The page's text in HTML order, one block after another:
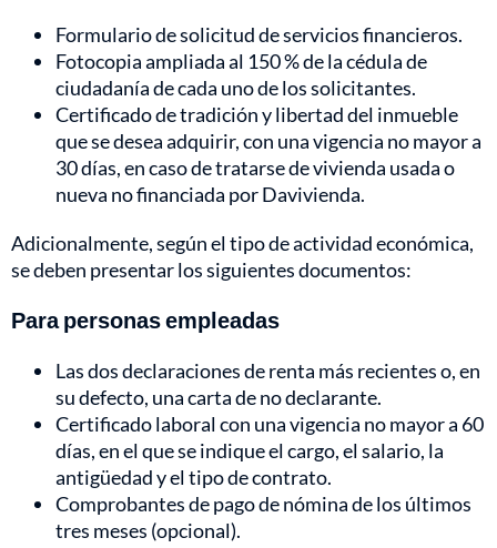
Formulario de solicitud de servicios financieros.
Fotocopia ampliada al 150 % de la cédula de
ciudadanía de cada uno de los solicitantes.
Certificado de tradición y libertad del inmueble
que se desea adquirir, con una vigencia no mayor a
30 días, en caso de tratarse de vivienda usada o
nueva no financiada por Davivienda.
Adicionalmente, según el tipo de actividad económica,
se deben presentar los siguientes documentos:
Para personas empleadas
Las dos declaraciones de renta más recientes o, en
su defecto, una carta de no declarante.
Certificado laboral con una vigencia no mayor a 60
días, en el que se indique el cargo, el salario, la
antigüedad y el tipo de contrato.
Comprobantes de pago de nómina de los últimos
tres meses (opcional).